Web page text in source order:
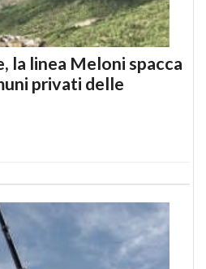
la linea Meloni spacca
privati delle